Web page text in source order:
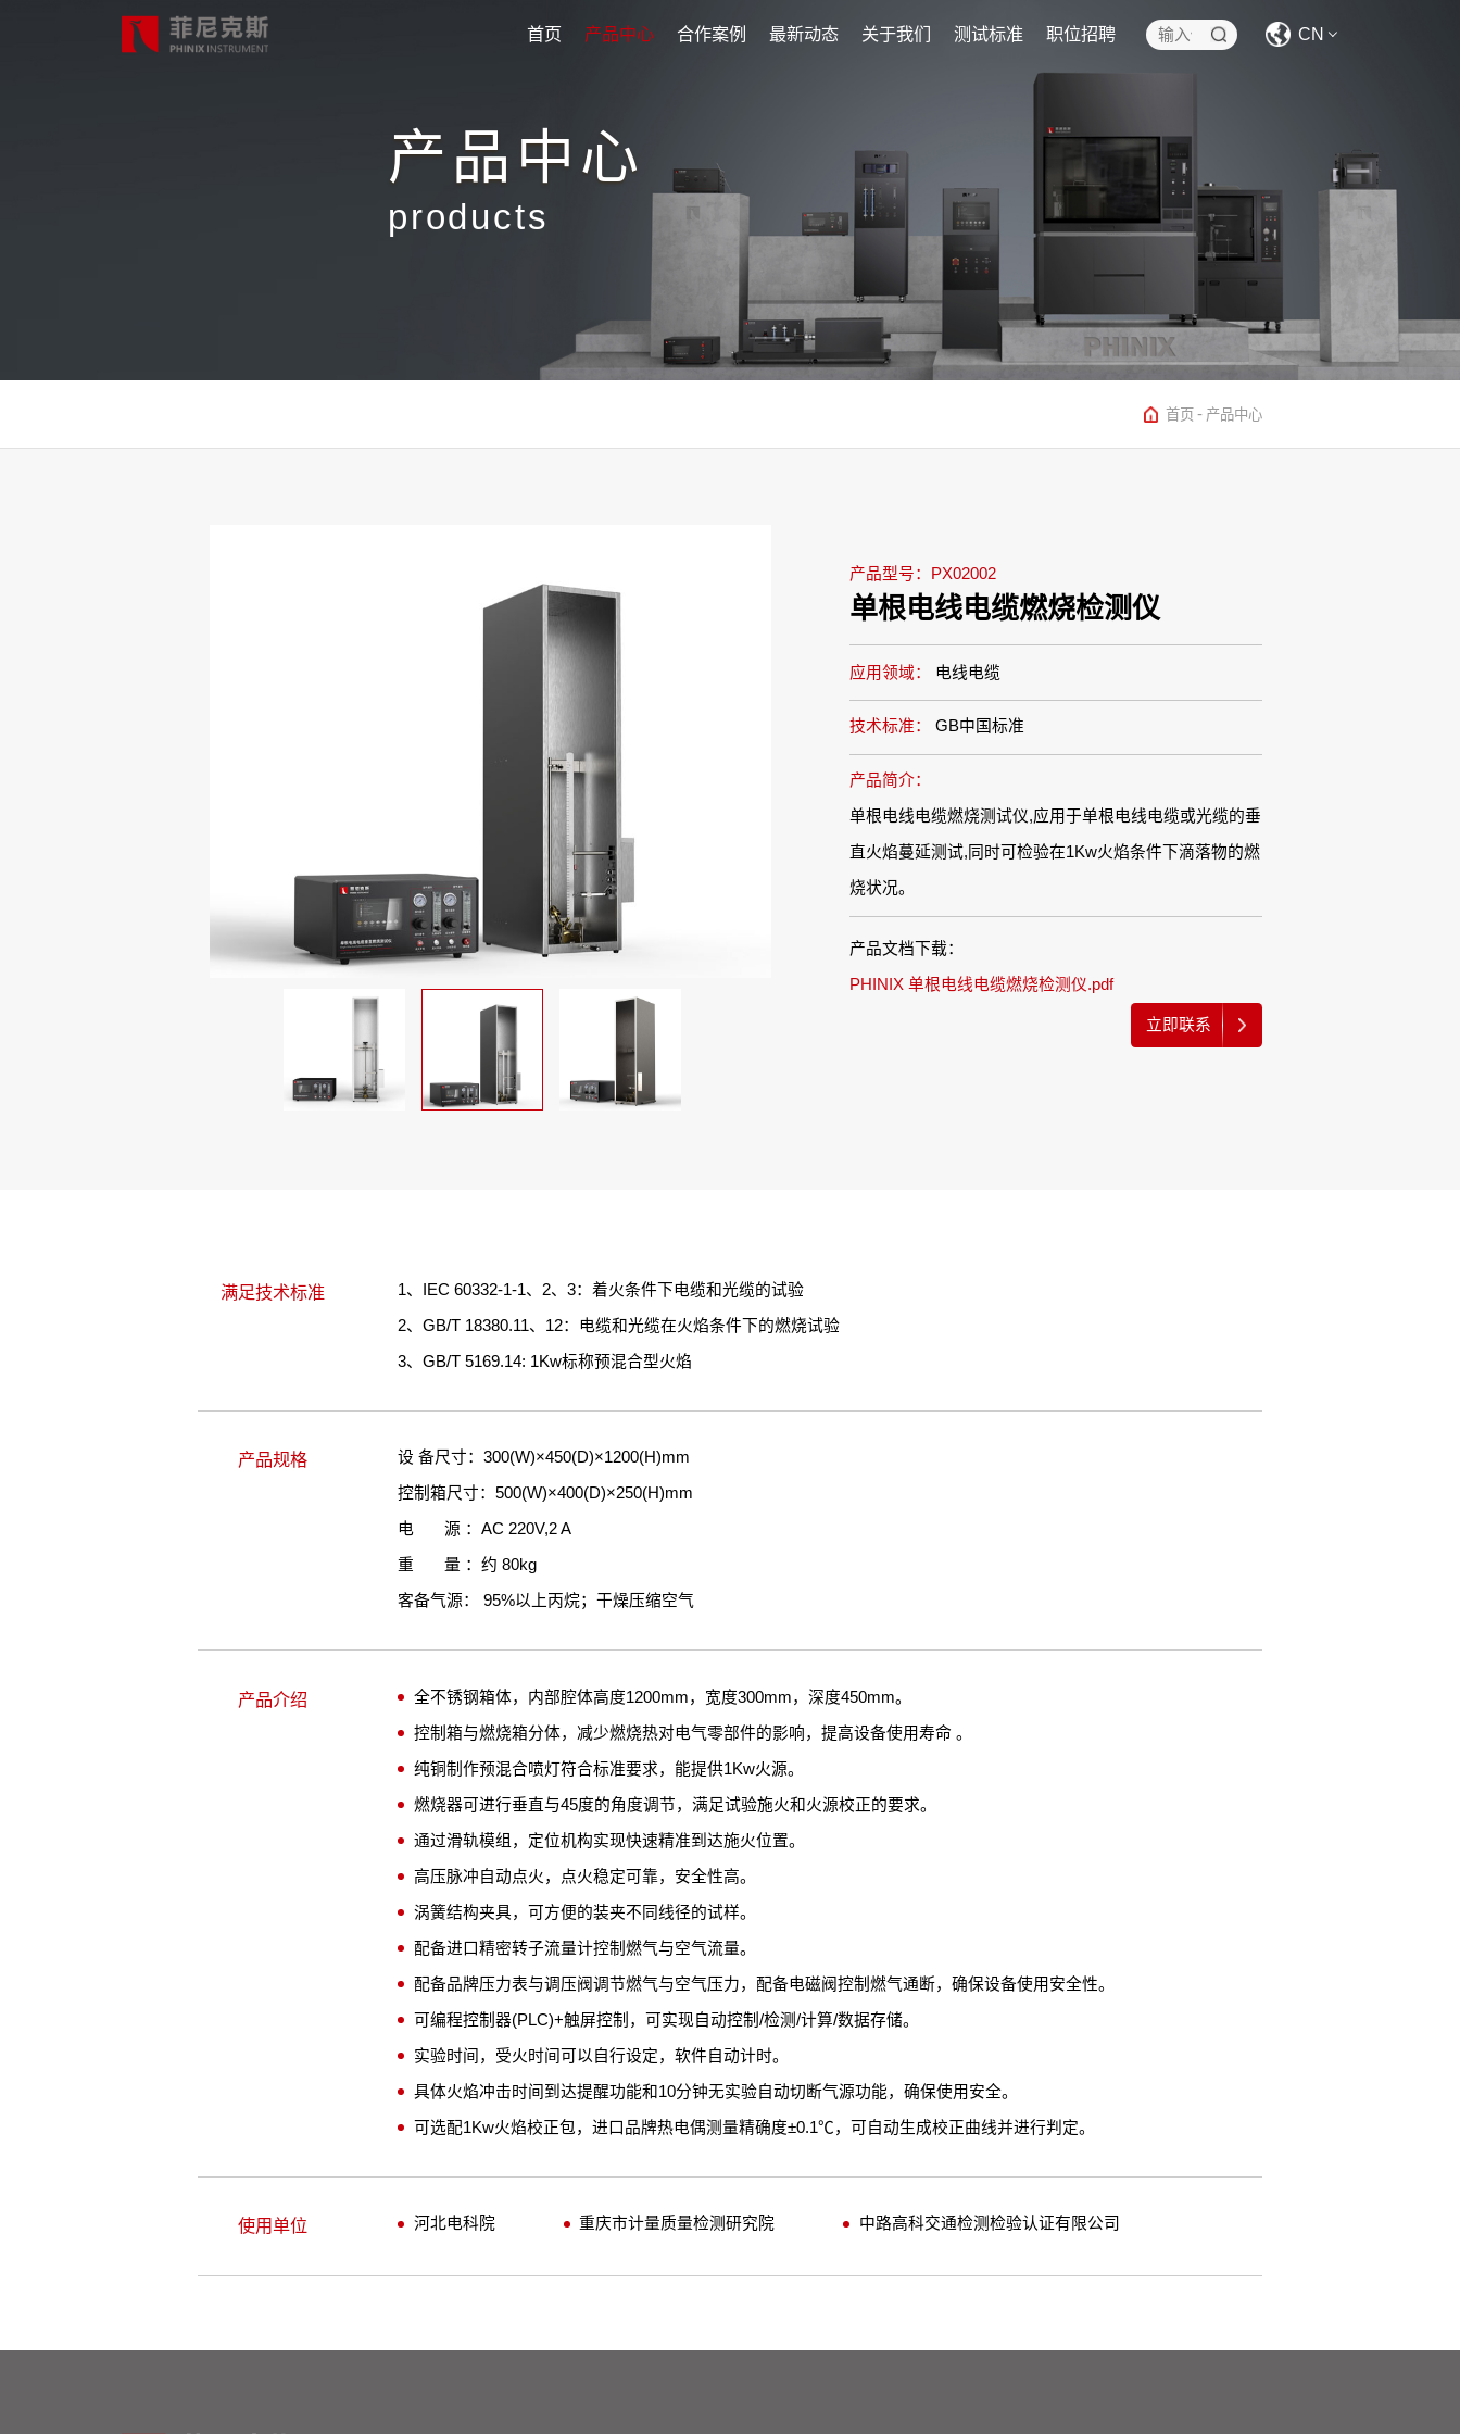
首页 产品中心 合作案例 最新动态 关于我们 测试标准 职位招聘 CN
CN EN
最新动态
产品中心
products
首页 - 产品中心
产品型号：PX02002
单根电线电缆燃烧检测仪
应用领域： 电线电缆
技术标准： GB中国标准
产品简介：
单根电线电缆燃烧测试仪,应用于单根电线电缆或光缆的垂
直火焰蔓延测试,同时可检验在1Kw火焰条件下滴落物的燃
烧状况。
产品文档下载：
PHINIX 单根电线电缆燃烧检测仪.pdf
立即联系
满足技术标准 1、IEC 60332-1-1、2、3：着火条件下电缆和光缆的试验
2、GB/T 18380.11、12：电缆和光缆在火焰条件下的燃烧试验
3、GB/T 5169.14: 1Kw标称预混合型火焰
产品规格 设 备尺寸：300(W)×450(D)×1200(H)mm
控制箱尺寸：500(W)×400(D)×250(H)mm
电 源 ：AC 220V,2 A
重 量 ：约 80kg
客备气源： 95%以上丙烷；干燥压缩空气
产品介绍 全不锈钢箱体，内部腔体高度1200mm，宽度300mm，深度450mm。
控制箱与燃烧箱分体，减少燃烧热对电气零部件的影响，提高设备使用寿命 。
纯铜制作预混合喷灯符合标准要求，能提供1Kw火源。
燃烧器可进行垂直与45度的角度调节，满足试验施火和火源校正的要求。
通过滑轨模组，定位机构实现快速精准到达施火位置。
高压脉冲自动点火，点火稳定可靠，安全性高。
涡簧结构夹具，可方便的装夹不同线径的试样。
配备进口精密转子流量计控制燃气与空气流量。
配备品牌压力表与调压阀调节燃气与空气压力，配备电磁阀控制燃气通断，确保设备使用安全性。
可编程控制器(PLC)+触屏控制，可实现自动控制/检测/计算/数据存储。
实验时间，受火时间可以自行设定，软件自动计时。
具体火焰冲击时间到达提醒功能和10分钟无实验自动切断气源功能，确保使用安全。
可选配1Kw火焰校正包，进口品牌热电偶测量精确度±0.1℃，可自动生成校正曲线并进行判定。
使用单位 河北电科院 重庆市计量质量检测研究院 中路高科交通检测检验认证有限公司